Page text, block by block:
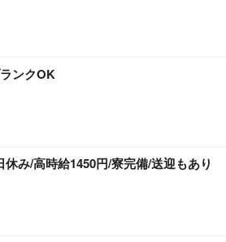
ンクOK
み/高時給1450円/寮完備/送迎もあり